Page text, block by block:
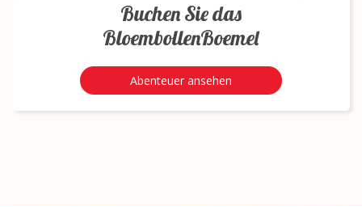
Buchen Sie das
BloembollenBoemel
Abenteuer ansehen